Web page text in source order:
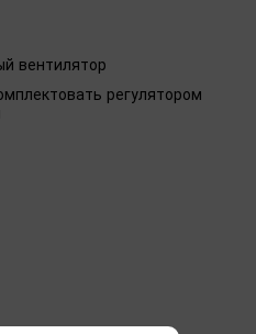
вентилятор
регулятором